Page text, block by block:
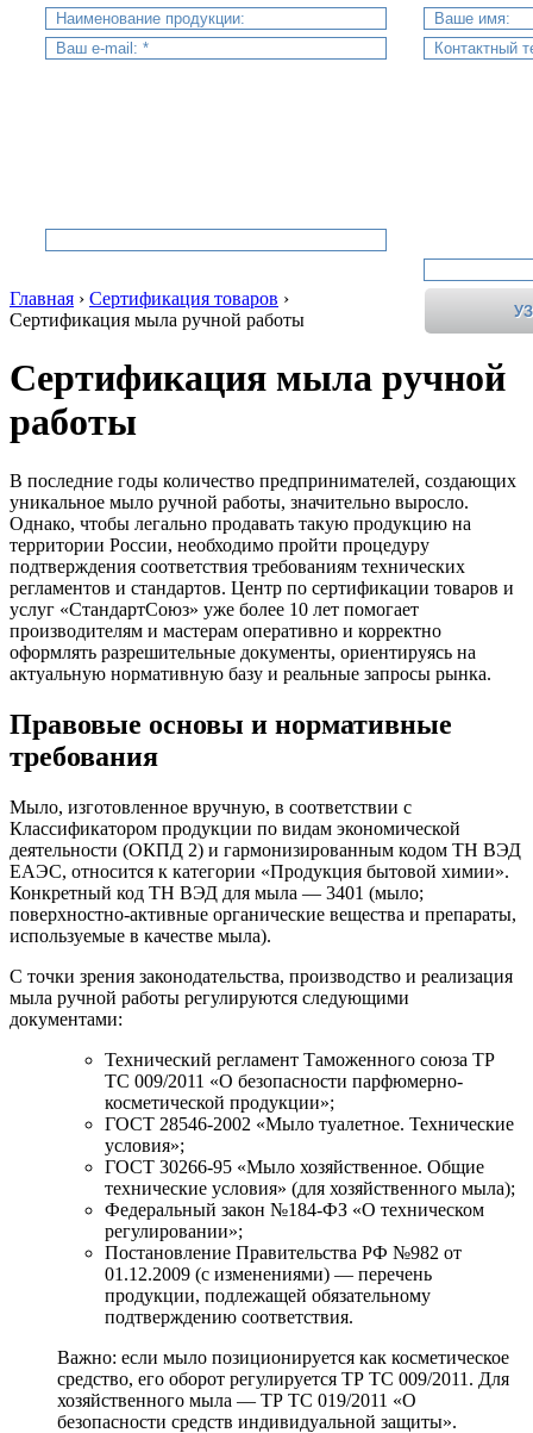
Главная › Сертификация товаров ›
Сертификация мыла ручной работы
Сертификация мыла ручной
работы
В последние годы количество предпринимателей, создающих
уникальное мыло ручной работы, значительно выросло.
Однако, чтобы легально продавать такую продукцию на
территории России, необходимо пройти процедуру
подтверждения соответствия требованиям технических
регламентов и стандартов. Центр по сертификации товаров и
услуг «СтандартСоюз» уже более 10 лет помогает
производителям и мастерам оперативно и корректно
оформлять разрешительные документы, ориентируясь на
актуальную нормативную базу и реальные запросы рынка.
Правовые основы и нормативные
требования
Мыло, изготовленное вручную, в соответствии с
Классификатором продукции по видам экономической
деятельности (ОКПД 2) и гармонизированным кодом ТН ВЭД
ЕАЭС, относится к категории «Продукция бытовой химии».
Конкретный код ТН ВЭД для мыла — 3401 (мыло;
поверхностно-активные органические вещества и препараты,
используемые в качестве мыла).
С точки зрения законодательства, производство и реализация
мыла ручной работы регулируются следующими
документами:
Технический регламент Таможенного союза ТР
ТС 009/2011 «О безопасности парфюмерно-
косметической продукции»;
ГОСТ 28546-2002 «Мыло туалетное. Технические
условия»;
ГОСТ 30266-95 «Мыло хозяйственное. Общие
технические условия» (для хозяйственного мыла);
Федеральный закон №184-ФЗ «О техническом
регулировании»;
Постановление Правительства РФ №982 от
01.12.2009 (с изменениями) — перечень
продукции, подлежащей обязательному
подтверждению соответствия.
Важно: если мыло позиционируется как косметическое
средство, его оборот регулируется ТР ТС 009/2011. Для
хозяйственного мыла — ТР ТС 019/2011 «О
безопасности средств индивидуальной защиты».